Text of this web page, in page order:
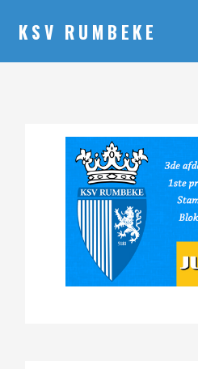
KSV RUMBEKE